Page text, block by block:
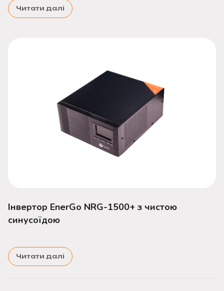
Читати далі
Інвертор EnerGo NRG-1500+ з чистою
синусоїдою
Читати далі